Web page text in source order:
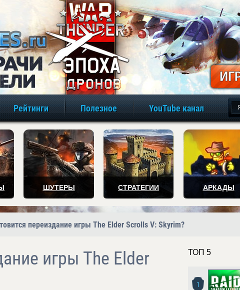
игры онлайн бесплатно
Рейтинги Полезное YouTube канал
ШУТЕРЫ СТРАТЕГИИ АРКАДЫ
переиздание игры The Elder Scrolls V: Skyrim?
игры The Elder
ТОП 5
1